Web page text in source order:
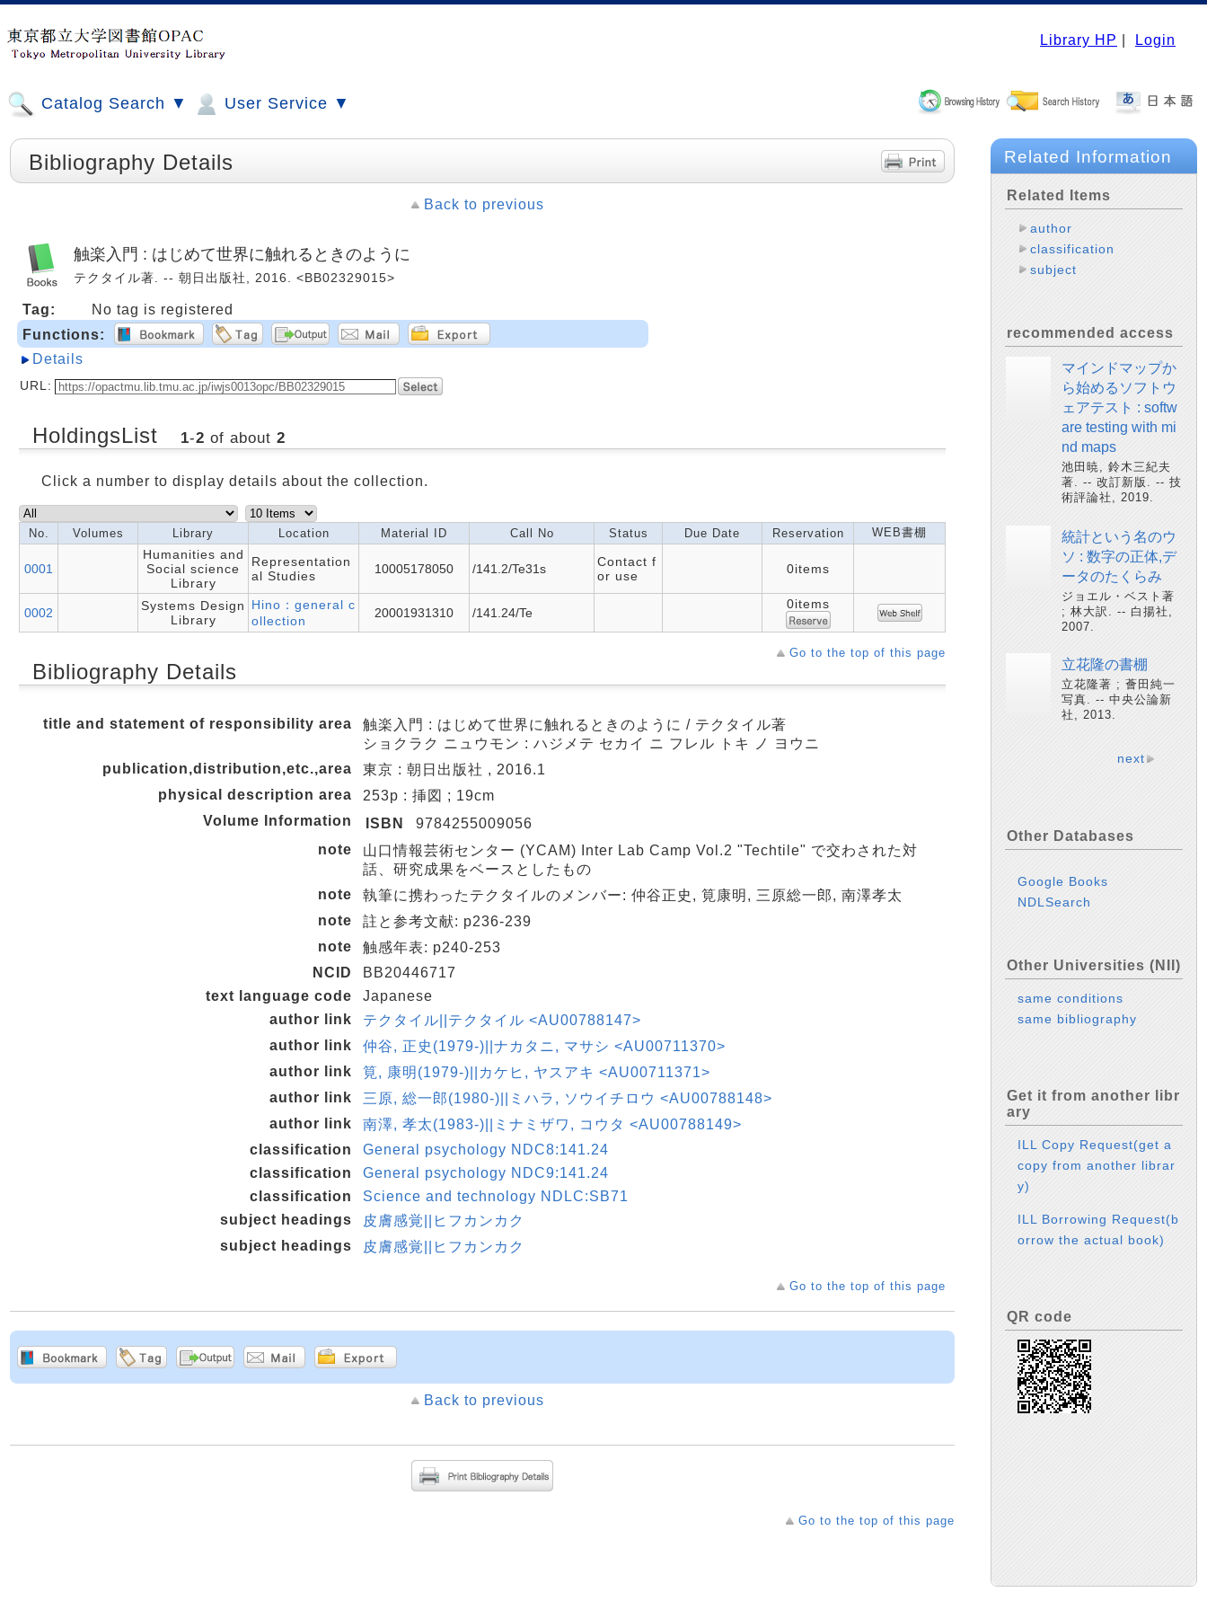
Library HP Login
Catalog Search ▼ User Service ▼
Bibliography Details
Back to previous
触楽入門 : はじめて世界に触れるときのように
テクタイル著. -- 朝日出版社, 2016. <BB02329015>
Tag:
No tag is registered
Functions:
Details
URL:
HoldingsList 1-2 of about 2
Click a number to display details about the collection.
No. Volumes Library Location Material ID Call No Status Due Date Reservation WEB書棚
0001
Humanities and
Social science
Library
Representation
al Studies
10005178050 /141.2/Te31s
Contact f
or use
0items
0002
Systems Design
Library
Hino：general c
ollection
20001931310 /141.24/Te
0items
Go to the top of this page
Bibliography Details
title and statement of responsibility area
触楽入門 : はじめて世界に触れるときのように / テクタイル著
ショクラク ニュウモン : ハジメテ セカイ ニ フレル トキ ノ ヨウニ
publication,distribution,etc.,area
東京 : 朝日出版社 , 2016.1
physical description area
253p : 挿図 ; 19cm
Volume Information
ISBN
9784255009056
note
山口情報芸術センター (YCAM) Inter Lab Camp Vol.2 "Techtile" で交わされた対
話、研究成果をベースとしたもの
note
執筆に携わったテクタイルのメンバー: 仲谷正史, 筧康明, 三原総一郎, 南澤孝太
note
註と参考文献: p236-239
note
触感年表: p240-253
NCID
BB20446717
text language code
Japanese
author link
テクタイル||テクタイル <AU00788147>
author link
仲谷, 正史(1979-)||ナカタニ, マサシ <AU00711370>
author link
筧, 康明(1979-)||カケヒ, ヤスアキ <AU00711371>
author link
三原, 総一郎(1980-)||ミハラ, ソウイチロウ <AU00788148>
author link
南澤, 孝太(1983-)||ミナミザワ, コウタ <AU00788149>
classification
General psychology NDC8:141.24
classification
General psychology NDC9:141.24
classification
Science and technology NDLC:SB71
subject headings
皮膚感覚||ヒフカンカク
subject headings
皮膚感覚||ヒフカンカク
Go to the top of this page
Back to previous
Go to the top of this page
Related Information
Related Items
author
classification
subject
recommended access
マインドマップか
ら始めるソフトウ
ェアテスト : softw
are testing with mi
nd maps
池田暁, 鈴木三紀夫
著. -- 改訂新版. -- 技
術評論社, 2019.
統計という名のウ
ソ : 数字の正体,デ
ータのたくらみ
ジョエル・ベスト著
; 林大訳. -- 白揚社,
2007.
立花隆の書棚
立花隆著 ; 薈田純一
写真. -- 中央公論新
社, 2013.
next
Other Databases
Google Books
NDLSearch
Other Universities (NII)
same conditions
same bibliography
Get it from another libr
ary
ILL Copy Request(get a
copy from another librar
y)
ILL Borrowing Request(b
orrow the actual book)
QR code